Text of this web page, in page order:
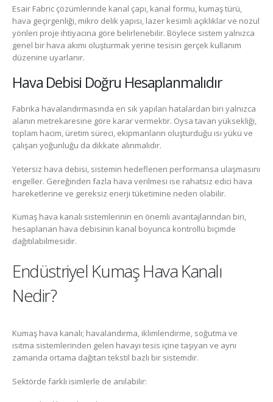
Esair Fabric çözümlerinde kanal çapı, kanal formu, kumaş türü,
hava geçirgenliği, mikro delik yapısı, lazer kesimli açıklıklar ve nozul
yönleri proje ihtiyacına göre belirlenebilir. Böylece sistem yalnızca
genel bir hava akımı oluşturmak yerine tesisin gerçek kullanım
düzenine uyarlanır.
Hava Debisi Doğru Hesaplanmalıdır
Fabrika havalandırmasında en sık yapılan hatalardan biri yalnızca
alanın metrekaresine göre karar vermektir. Oysa tavan yüksekliği,
toplam hacim, üretim süreci, ekipmanların oluşturduğu ısı yükü ve
çalışan yoğunluğu da dikkate alınmalıdır.
Yetersiz hava debisi, sistemin hedeflenen performansa ulaşmasını
engeller. Gereğinden fazla hava verilmesi ise rahatsız edici hava
hareketlerine ve gereksiz enerji tüketimine neden olabilir.
Kumaş hava kanalı sistemlerinin en önemli avantajlarından biri,
hesaplanan hava debisinin kanal boyunca kontrollü biçimde
dağıtılabilmesidir.
Endüstriyel Kumaş Hava Kanalı
Nedir?
Kumaş hava kanalı; havalandırma, iklimlendirme, soğutma ve
ısıtma sistemlerinden gelen havayı tesis içine taşıyan ve aynı
zamanda ortama dağıtan tekstil bazlı bir sistemdir.
Sektörde farklı isimlerle de anılabilir: